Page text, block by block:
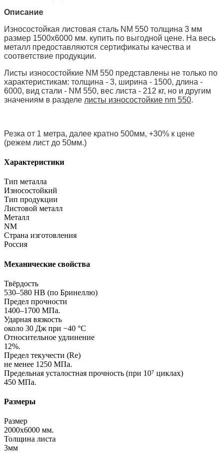
Описание
Износостойкая листовая сталь NM 550 толщина 3 мм
размер 1500х6000 мм. купить по выгодной цене. На весь
металл предоставляются сертификаты качества и
соответствие продукции.
Листы износостойкие NM 550 представлены не только по
характеристикам: толщина - 3, ширина - 1500, длина -
6000, вид стали - NM 550, вес листа - 212 кг, но и другим
значениям в разделе листы износостойкие nm 550.
Резка от 1 метра, далее кратно 500мм, +30% к цене
(режем лист до 50мм.)
Характеристики
Тип металла
Износостойкий
Тип продукции
Листовой металл
Металл
NM
Страна изготовления
Россия
Механические свойства
Твёрдость
530–580 HB (по Бринеллю)
Предел прочности
1400–1700 МПа.
Ударная вязкость
около 30 Дж при −40 °C
Относительное удлинение
12%.
Предел текучести (Re)
не менее 1250 МПа.
Предельная усталостная прочность (при 10⁷ циклах)
450 МПа.
Размеры
Размер
2000х6000 мм.
Толщина листа
3мм